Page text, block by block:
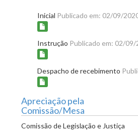
Inicial Publicado em: 02/09/
Instrução Publicado em: 02/09/
Despacho de recebimento
Apreciação pela
Comissão/Mesa
Comissão de Legislação e Justiça